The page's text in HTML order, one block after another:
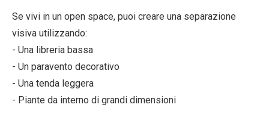
Se vivi in un open space, puoi creare una separazione
visiva utilizzando:
- Una libreria bassa
- Un paravento decorativo
- Una tenda leggera
- Piante da interno di grandi dimensioni